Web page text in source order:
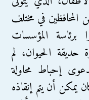
في مختلف
برئاسة المؤسسات
حديقة الحيوان، لم
إحباط محاولة
أن يتم إنقاذه